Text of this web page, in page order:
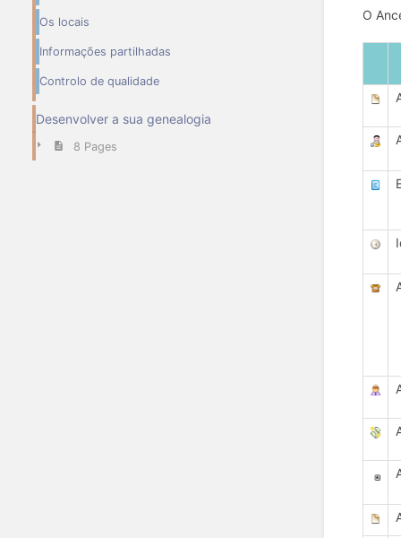
Os locais
Informações partilhadas
Controlo de qualidade
Desenvolver a sua genealogia
8 Pages
O